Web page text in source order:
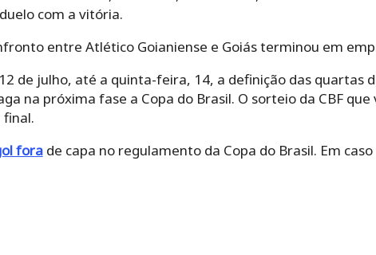
com a vitória.
entre Atlético Goianiense e Goiás terminou em
de julho, até a quinta-feira, 14, a definição das quartas
na próxima fase a Copa do Brasil. O sorteio da CBF
forade capa no regulamento da Copa do Brasil. Em